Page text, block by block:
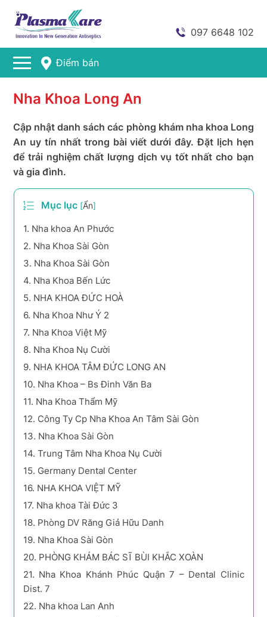
097 6648 102
Điểm bán
Nha Khoa Long An
Cập nhật danh sách các phòng khám nha khoa Long
An uy tín nhất trong bài viết dưới đây. Đặt lịch hẹn
để trải nghiệm chất lượng dịch vụ tốt nhất cho bạn
và gia đình.
Mục lục [Ẩn]
1. Nha khoa An Phước
2. Nha Khoa Sài Gòn
3. Nha Khoa Sài Gòn
4. Nha Khoa Bến Lức
5. NHA KHOA ĐỨC HOÀ
6. Nha Khoa Như Ý 2
7. Nha Khoa Việt Mỹ
8. Nha Khoa Nụ Cười
9. NHA KHOA TÂM ĐỨC LONG AN
10. Nha Khoa – Bs Đinh Văn Ba
11. Nha Khoa Thẩm Mỹ
12. Công Ty Cp Nha Khoa An Tâm Sài Gòn
13. Nha Khoa Sài Gòn
14. Trung Tâm Nha Khoa Nụ Cười
15. Germany Dental Center
16. NHA KHOA VIỆT MỸ
17. Nha khoa Tài Đức 3
18. Phòng DV Răng Giả Hữu Danh
19. Nha Khoa Sài Gòn
20. PHÒNG KHÁM BÁC SĨ BÙI KHẮC XOÀN
21. Nha Khoa Khánh Phúc Quận 7 – Dental Clinic
Dist. 7
22. Nha khoa Lan Anh